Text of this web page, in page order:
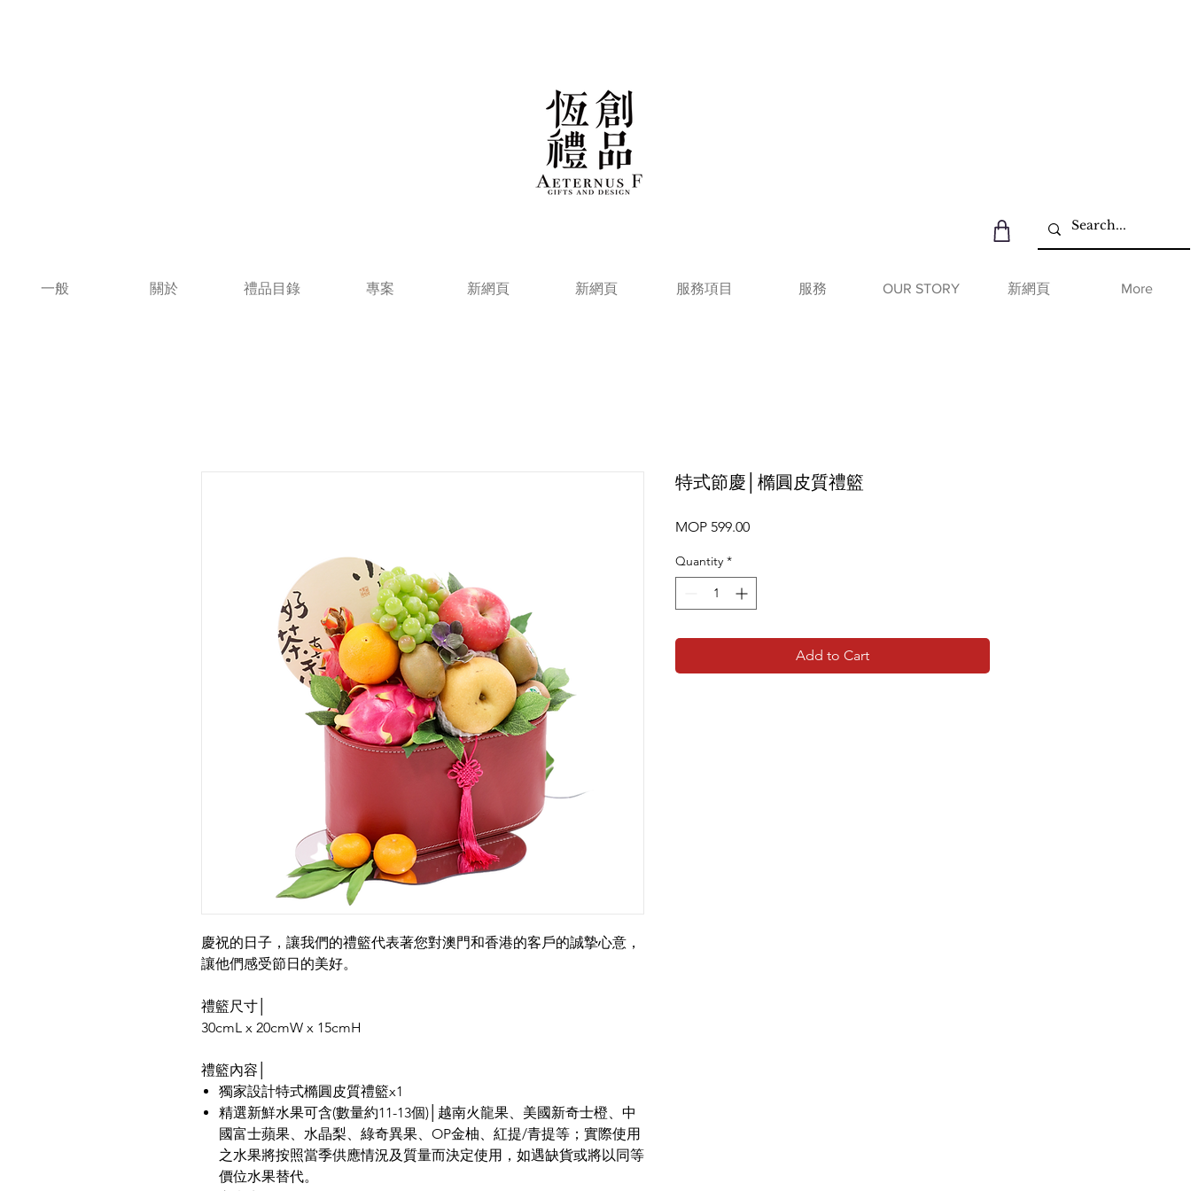
一般 關於 禮品目錄 專案 新網頁 新網頁 服務項目 服務 OUR STORY 新網頁 More
慶祝的日子，讓我們的禮籃代表著您對澳門和香港的客戶的誠摯心意，
讓他們感受節日的美好。
禮籃尺寸│
30cmL x 20cmW x 15cmH
禮籃內容│
獨家設計特式橢圓皮質禮籃x1
精選新鮮水果可含(數量約11-13個)│越南火龍果、美國新奇士橙、中
國富士蘋果、水晶梨、綠奇異果、OP金柚、紅提/青提等；實際使用
之水果將按照當季供應情況及質量而決定使用，如遇缺貨或將以同等
價位水果替代。
特式節慶│橢圓皮質禮籃
MOP 599.00Price
Quantity *
Add to Cart